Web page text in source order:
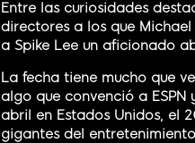
Entre las curiosidades
directores a los que
a Spike Lee un aficionado
La fecha tiene mucho que
algo que convenció a
abril en Estados Unidos, el
gigantes del